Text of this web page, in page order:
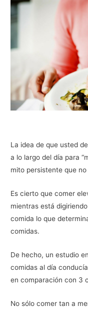
La idea de que usted
a lo largo del día para
mito persistente que
Es cierto que comer
mientras está
comida lo que
comidas.
De hecho, un estudio
comidas al día
en comparación con 3
No sólo comer tan a